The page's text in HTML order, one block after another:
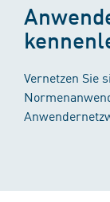
Vernetzen Sie